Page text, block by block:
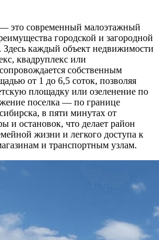
это современный малоэтажный
городской и загородной
каждый объект недвижимости
квадруплекс или
собственным
от 1 до 6,5 соток, позволяя
площадку или озеленение по
поселка — по границе
в пяти минутах от
и остановок, что делает район
жизни и легкого доступа к
и транспортным узлам.